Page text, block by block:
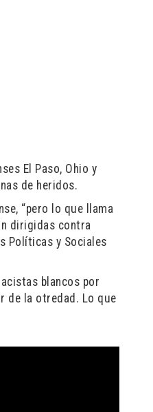
El Paso, Ohio y
de heridos.
“pero lo que llama
dirigidas contra
Políticas y Sociales
blancos por
de la otredad. Lo que